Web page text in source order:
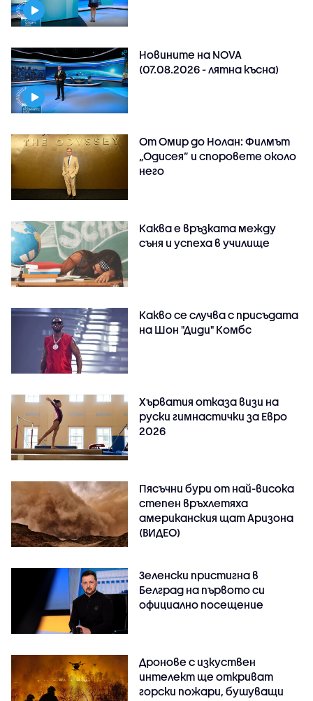
Новините на NOVA
(07.08.2026 - лятна късна)
От Омир до Нолан: Филмът
„Одисея” и споровете около
него
Каква е връзката между
съня и успеха в училище
Какво се случва с присъдата
на Шон "Диди" Комбс
Хърватия отказа визи на
руски гимнастички за Евро
2026
Пясъчни бури от най-висока
степен връхлетяха
американския щат Аризона
(ВИДЕО)
Зеленски пристигна в
Белград на първото си
официално посещение
Дронове с изкуствен
интелект ще откриват
горски пожари, бушуващи